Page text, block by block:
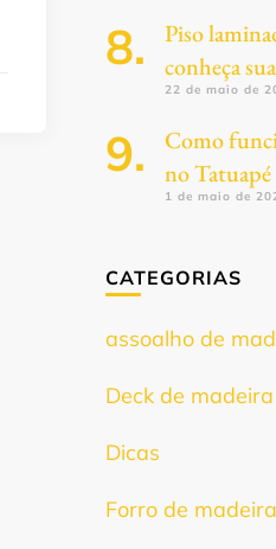
Piso
conheça
22 de maio de
Como
no Tatuapé
1 de maio de
CATEGORIAS
assoalho de
Deck de madeira
Dicas
Forro de madeira